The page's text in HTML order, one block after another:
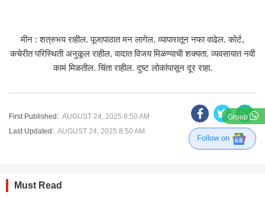
Group
मीन : शत्रुभय राहील. पूजापाठात मन लागेल. व्यापारातून नफा वाढेल. कोर्ट,
कचेरीत परिस्थिती अनुकूल राहील. वादात विजय मिळण्याची शक्यता. व्यवसायात नवी
कामं मिळतील. चिंता राहील. दुष्ट लोकांपासून दूर राहा.
First Published: AUGUST 24, 2025 8:50 AM
Last Updated: AUGUST 24, 2025 8:50 AM
Follow on
Must Read